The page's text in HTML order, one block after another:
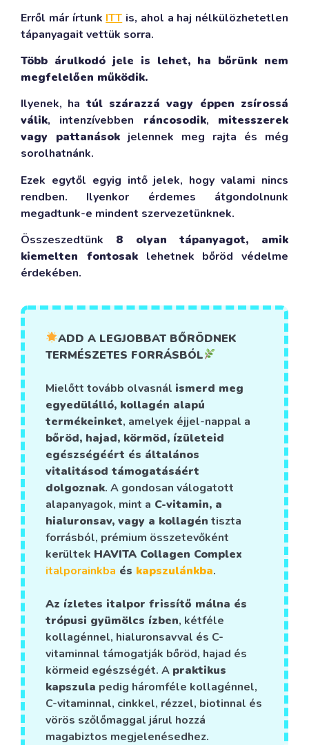
Erről már írtunk ITT is, ahol a haj nélkülözhetetlen
tápanyagait vettük sorra.
Több árulkodó jele is lehet, ha bőrünk nem
megfelelően működik.
Ilyenek, ha túl szárazzá vagy éppen zsírossá
válik, intenzívebben ráncosodik, mitesszerek
vagy pattanások jelennek meg rajta és még
sorolhatnánk.
Ezek egytől egyig intő jelek, hogy valami nincs
rendben. Ilyenkor érdemes átgondolnunk
megadtunk-e mindent szervezetünknek.
Összeszedtünk 8 olyan tápanyagot, amik
kiemelten fontosaklehetnek bőröd védelme
érdekében.
ADD A LEGJOBBAT BŐRÖDNEK
TERMÉSZETES FORRÁSBÓL
Mielőtt tovább olvasnál ismerd meg
egyedülálló, kollagén alapú
termékeinket, amelyek éjjel-nappal a
bőröd, hajad, körmöd, ízületeid
egészségéért és általános
vitalitásod támogatásáért
dolgoznak. A gondosan válogatott
alapanyagok, mint a C-vitamin, a
hialuronsav, vagy a kollagén tiszta
forrásból, prémium összetevőként
kerültek HAVITA Collagen Complex
italporainkba és kapszulánkba.
Az ízletes italpor frissítő málna és
trópusi gyümölcs ízben, kétféle
kollagénnel, hialuronsavval és C-
vitaminnal támogatják bőröd, hajad és
körmeid egészségét. A praktikus
kapszula pedig háromféle kollagénnel,
C-vitaminnal, cinkkel, rézzel, biotinnal és
vörös szőlőmaggal járul hozzá
magabiztos megjelenésedhez.